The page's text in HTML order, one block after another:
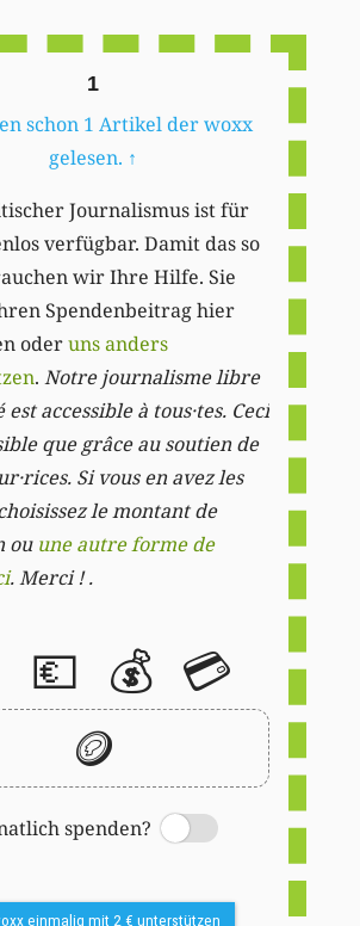
1
schon 1 Artikel der woxx
gelesen. ↑
Journalismus ist für
verfügbar. Damit das so
wir Ihre Hilfe. Sie
Spendenbeitrag hier
oderuns anders
. Notre journalisme libre
est accessible à tous·tes. Ceci
que grâce au soutien de
Si vous en avez les
le montant de
ou une autre forme de
. Merci ! .
💶 💰 💳
🪙
spenden?
Switch
einmalig mit 2 € unterstützen